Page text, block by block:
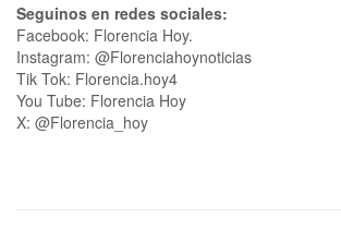
Seguinos en redes sociales:
Facebook: Florencia Hoy.
Instagram: @Florenciahoynoticias
Tik Tok: Florencia.hoy4
You Tube: Florencia Hoy
X: @Florencia_hoy